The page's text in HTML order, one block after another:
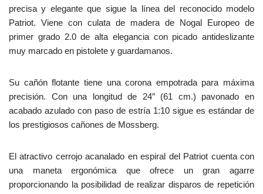
precisa y elegante que sigue la línea del reconocido modelo
Patriot. Viene con culata de madera de Nogal Europeo de
primer grado 2.0 de alta elegancia con picado antideslizante
muy marcado en pistolete y guardamanos.
Su cañón flotante tiene una corona empotrada para máxima
precisión. Con una longitud de 24″ (61 cm.) pavonado en
acabado azulado con paso de estría 1:10 sigue es estándar de
los prestigiosos cañones de Mossberg.
El atractivo cerrojo acanalado en espiral del Patriot cuenta con
una maneta ergonómica que ofrece un gran agarre
proporcionando la posibilidad de realizar disparos de repetición